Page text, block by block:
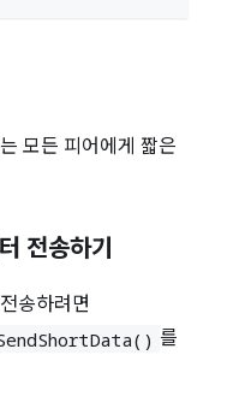
모든 피어에게 짧은
전송하기
송하려면
를